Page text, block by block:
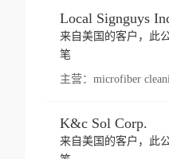
Local Signguys
来自美国的客户，此
笔
主营： microfiber
K&c Sol Corp.
来自美国的客户，此